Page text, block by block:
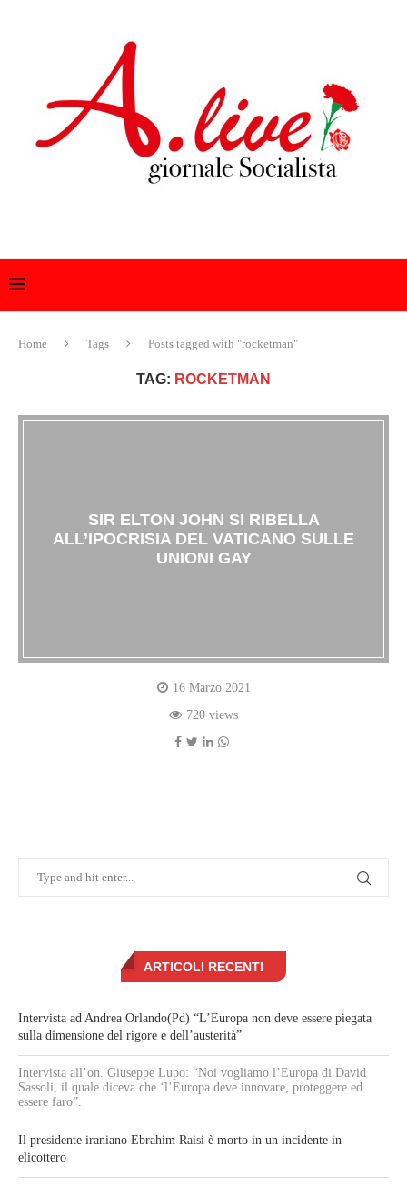
Home Tags Posts tagged with "rocketman"
TAG: ROCKETMAN
SIR ELTON JOHN SI RIBELLA
ALL’IPOCRISIA DEL VATICANO SULLE
UNIONI GAY
16 Marzo 2021
720 views
ARTICOLI RECENTI
Intervista ad Andrea Orlando(Pd) “L’Europa non deve essere piegata
sulla dimensione del rigore e dell’austerità”
Intervista all’on. Giuseppe Lupo: “Noi vogliamo l’Europa di David
Sassoli, il quale diceva che ‘l’Europa deve innovare, proteggere ed
essere faro”.
Il presidente iraniano Ebrahim Raisi è morto in un incidente in
elicottero